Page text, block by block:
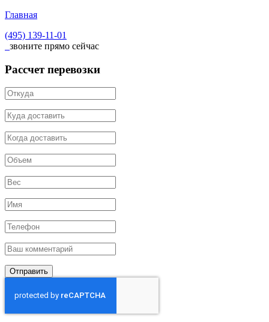
Главная
(495) 139-11-01
звоните прямо сейчас
Рассчет перевозки
Отправить